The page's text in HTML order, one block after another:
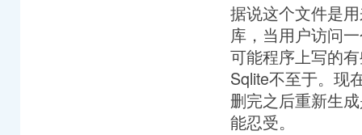
据说这个文件是
库，当用户访问
可能程序上写的
Sqlite不至于。现
删完之后重新生
能忍受。